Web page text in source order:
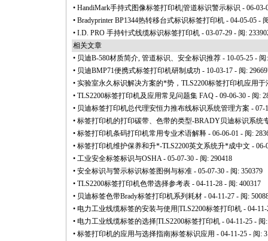
• HandiMark手持式图像标签打印机|管道标识警示标识 - 06-03-
• Bradyprinter BP1344热转移台式标识标签打印机 - 04-05-05 -
• I.D. PRO 手持针式线缆标识标签打印机 - 03-07-29 - 阅:
相关文章
• 贝迪B-580材质简介, 管道标识、安全标识推荐 - 10-05-25 - 阅
• 贝迪BMP71便携式标签打印机研制成功 - 10-03-17 - 阅:
• 实验室永久标识解决方案的*势，TLS2200标签打印机应用
• TLS2200标签打印机及应用常见问题集 FAQ - 09-06-30 - 阅:
• 贝迪标签打印机总代理安恒力推布线标识系统管理方案 - 07-
• 标签打印机的打印碳带、色带的类型-BRADY贝迪标识系统
• 标签打印机条码打印机常用专业术语解释 - 06-06-01 - 阅:
• 标签打印机维护保养和升*-TLS2200英文系统升*成中文 - 06-
• 工业安全标签标识与OSHA- 05-07-30 - 阅: 290418
• 安全标识与警示标识标签图例与标准 - 05-07-30 - 阅: 350379
• TLS2200标签打印机色带选择参考表 - 04-11-28 - 阅: 400317
• 贝迪标签色带Brady标签打印机系列耗材 - 04-11-27 - 阅:
• 电力工业线缆标签的安装与使用|TLS2200标签打印机 - 04-
• 电力工业线缆标签的选择|TLS2200标签打印机 - 04-11-25 - 阅
• 标签打印机的应用与选择指南|标签标识应用 - 04-11-25 - 阅: